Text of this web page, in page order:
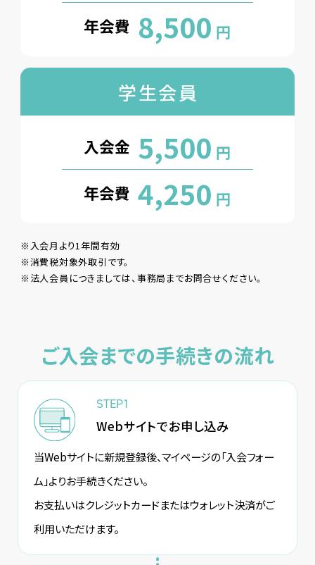
年会費 8,500 円
学生会員
入会金 5,500 円
年会費 4,250 円
※入会月より1年間有効
※消費税対象外取引です。
※法人会員につきましては、事務局までお問合せください。
ご入会までの手続きの流れ
STEP1
Webサイトでお申し込み
当Webサイトに新規登録後、マイページの「入会フォー
ム」よりお手続きください。
お支払いはクレジットカードまたはウォレット決済がご
利用いただけます。